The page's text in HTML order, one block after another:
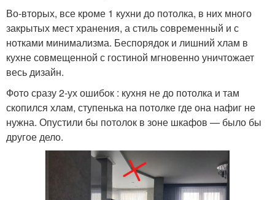
Во-вторых, все кроме 1 кухни до потолка, в них много
закрытых мест хранения, а стиль современный и с
нотками минимализма. Беспорядок и лишний хлам в
кухне совмещенной с гостиной мгновенно уничтожает
весь дизайн.
Фото сразу 2-ух ошибок : кухня не до потолка и там
скопился хлам, ступенька на потолке где она нафиг не
нужна. Опустили бы потолок в зоне шкафов — было бы
другое дело.